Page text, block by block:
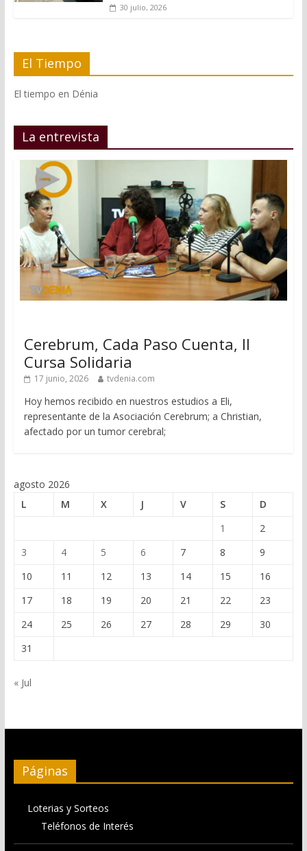
30 julio, 2026
El Tiempo
El tiempo en Dénia
La entrevista
Cerebrum, Cada Paso Cuenta, II
Cursa Solidaria
17 junio, 2026 tvdenia.com
Hoy hemos recibido en nuestros estudios a Eli,
representante de la Asociación Cerebrum; a Christian,
afectado por un tumor cerebral;
agosto 2026
L
M X J V S
D
1
2
3
4 5 6 7 8
9
10
11 12 13 14 15
16
17
18 19 20 21 22
23
24
25 26 27 28 29
30
31
« Jul
Páginas
Loterias y Sorteos
Teléfonos de Interés